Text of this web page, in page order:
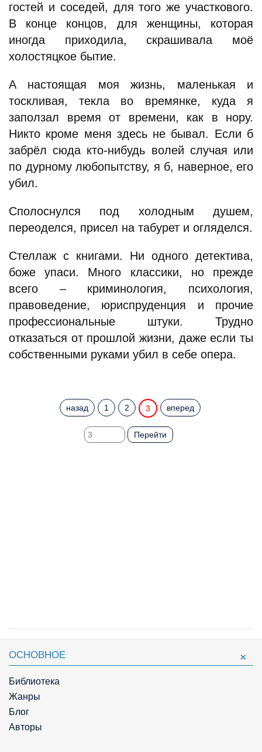
гостей и соседей, для того же участкового.
В конце концов, для женщины, которая
иногда приходила, скрашивала моё
холостяцкое бытие.
А настоящая моя жизнь, маленькая и
тоскливая, текла во времянке, куда я
заползал время от времени, как в нору.
Никто кроме меня здесь не бывал. Если б
забрёл сюда кто-нибудь волей случая или
по дурному любопытству, я б, наверное, его
убил.
Сполоснулся под холодным душем,
переоделся, присел на табурет и огляделся.
Стеллаж с книгами. Ни одного детектива,
боже упаси. Много классики, но прежде
всего – криминология, психология,
правоведение, юриспруденция и прочие
профессиональные штуки. Трудно
отказаться от прошлой жизни, даже если ты
собственными руками убил в себе опера.
назад 1 2 3 вперед
Перейти
ОСНОВНОЕ
Библиотека
Жанры
Блог
Авторы